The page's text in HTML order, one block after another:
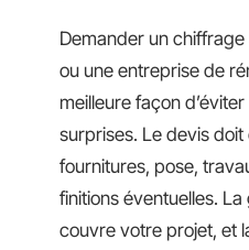
Demander un
ou une entreprise de
meilleure façon
surprises. Le devis
fournitures, pose,
finitions éventuelles.
couvre votre projet, et